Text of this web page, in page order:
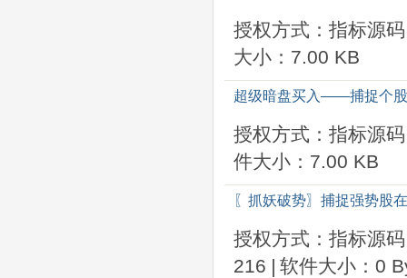
授权方式：指标源码
大小：7.00 KB
超级暗盘买入——捕捉个股
授权方式：指标源码
件大小：7.00 KB
〖抓妖破势〗捕捉强势股
授权方式：指标源码
216 | 软件大小：0